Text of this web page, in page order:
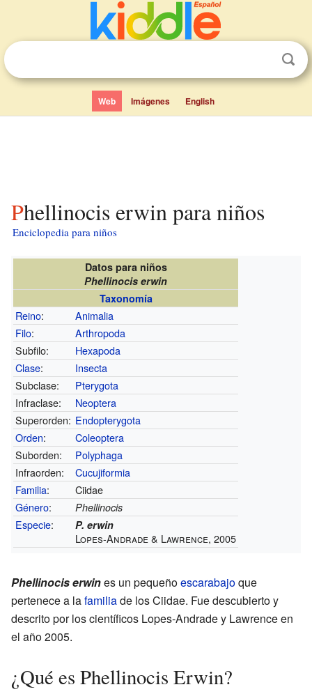
Web Imágenes English
Phellinocis erwin para niños
Enciclopedia para niños
Datos para niños
Phellinocis erwin
Taxonomía
Reino:
Animalia
Filo:
Arthropoda
Subfilo:
Hexapoda
Clase:
Insecta
Subclase:
Pterygota
Infraclase:
Neoptera
Superorden: Endopterygota
Orden:
Coleoptera
Suborden:
Polyphaga
Infraorden:
Cucujiformia
Familia:
Ciidae
Género: Phellinocis
Especie: P. erwin
Lopes-Andrade & Lawrence, 2005
Phellinocis erwines un pequeñoescarabajoque
pertenece a lafamiliade los Ciidae. Fue descubierto y
descrito por los científicos Lopes-Andrade y Lawrence en
el año 2005.
¿Qué es Phellinocis Erwin?